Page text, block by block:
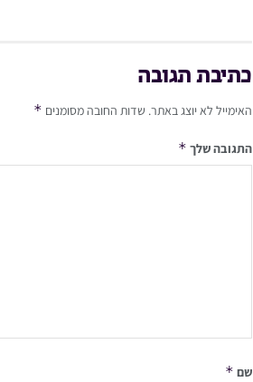
כתיבת תגובה
האימייל לא יוצג באתר. שדות החובה מסומנים *
התגובה שלך *
שם *